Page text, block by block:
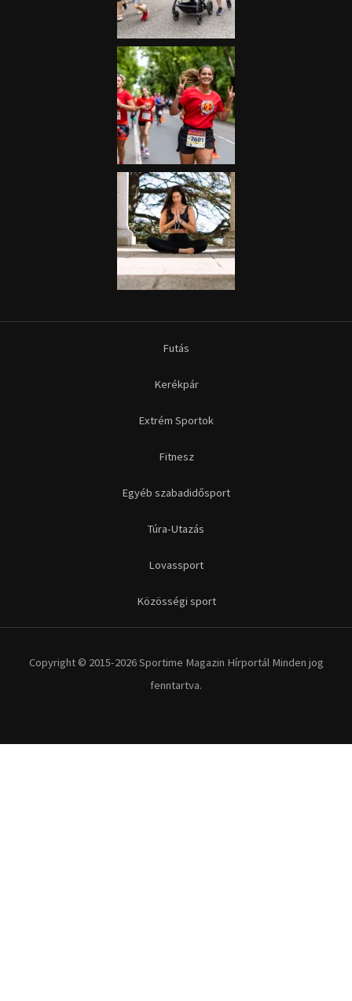
Futás
Kerékpár
Extrém Sportok
Fitnesz
Egyéb szabadidősport
Túra-Utazás
Lovassport
Közösségi sport
Copyright © 2015-2026 Sportime Magazin Hírportál Minden jog
fenntartva.